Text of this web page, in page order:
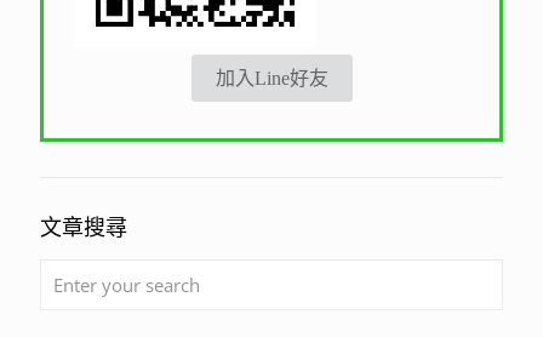
加入Line好友
文章搜尋